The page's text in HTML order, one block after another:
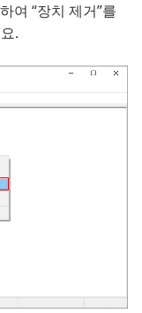
여 “장치 제거”를
.